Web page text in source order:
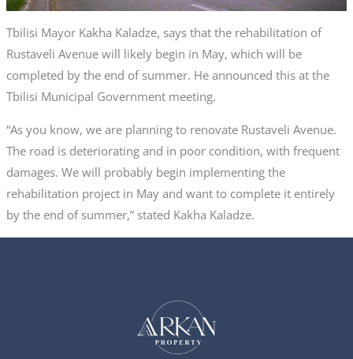
Tbilisi Mayor Kakha Kaladze, says that the rehabilitation of
Rustaveli Avenue will likely begin in May, which will be
completed by the end of summer. He announced this at the
Tbilisi Municipal Government meeting.
“As you know, we are planning to renovate Rustaveli Avenue.
The road is deteriorating and in poor condition, with frequent
damages. We will probably begin implementing the
rehabilitation project in May and want to complete it entirely
by the end of summer,” stated Kakha Kaladze.